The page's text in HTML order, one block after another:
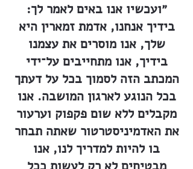
״ועכשיו אנו באים לאמר לך:
בידיך אנחנו, אדמת זמארין היא
שלך, אנו מוסרים את עצמנו
בידיך, אנו מתחייבים על־ידי
המכתב הזה לסמוך בכל על דעתך
בכל הנוגע לארגון המושבה. אנו
מקבלים ללא שום פקפוק וערעור
את האדמיניסטרטור שאתה תבחר
בו להיות למדריך לנו, אנו